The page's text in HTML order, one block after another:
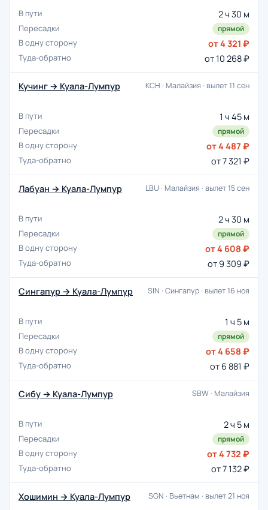
2 ч 30 м
прямой
от 4 321 ₽
от 10 268 ₽
Кучинг → Куала-Лумпур KCH · Малайзия · вылет 11 сен
1 ч 45 м
прямой
от 4 487 ₽
от 7 321 ₽
Лабуан → Куала-Лумпур LBU · Малайзия · вылет 15 сен
2 ч 30 м
прямой
от 4 608 ₽
от 9 309 ₽
Сингапур → Куала-Лумпур SIN · Сингапур · вылет 16 ноя
1 ч 5 м
прямой
от 4 658 ₽
от 6 881 ₽
Сибу → Куала-Лумпур SBW · Малайзия
2 ч 5 м
прямой
от 4 732 ₽
от 7 132 ₽
Хошимин → Куала-Лумпур SGN · Вьетнам · вылет 21 ноя